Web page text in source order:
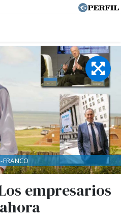
empresarios
FRANCO